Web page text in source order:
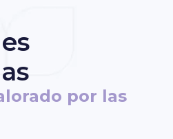
por las